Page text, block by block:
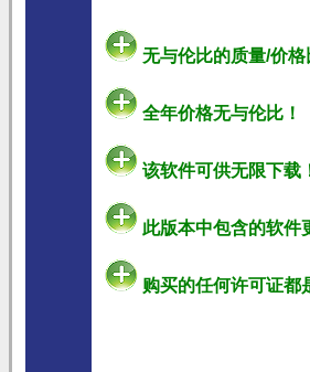
无与伦比的质量/价格
全年价格无与伦比！
该软件可供无限下载
此版本中包含的软件
购买的任何许可证都